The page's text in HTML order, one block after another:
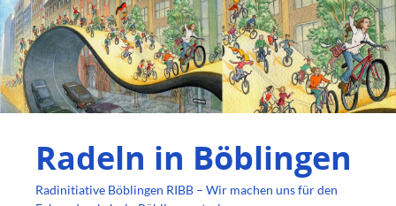
Radeln in Böblingen
Radinitiative Böblingen RIBB – Wir machen uns für den